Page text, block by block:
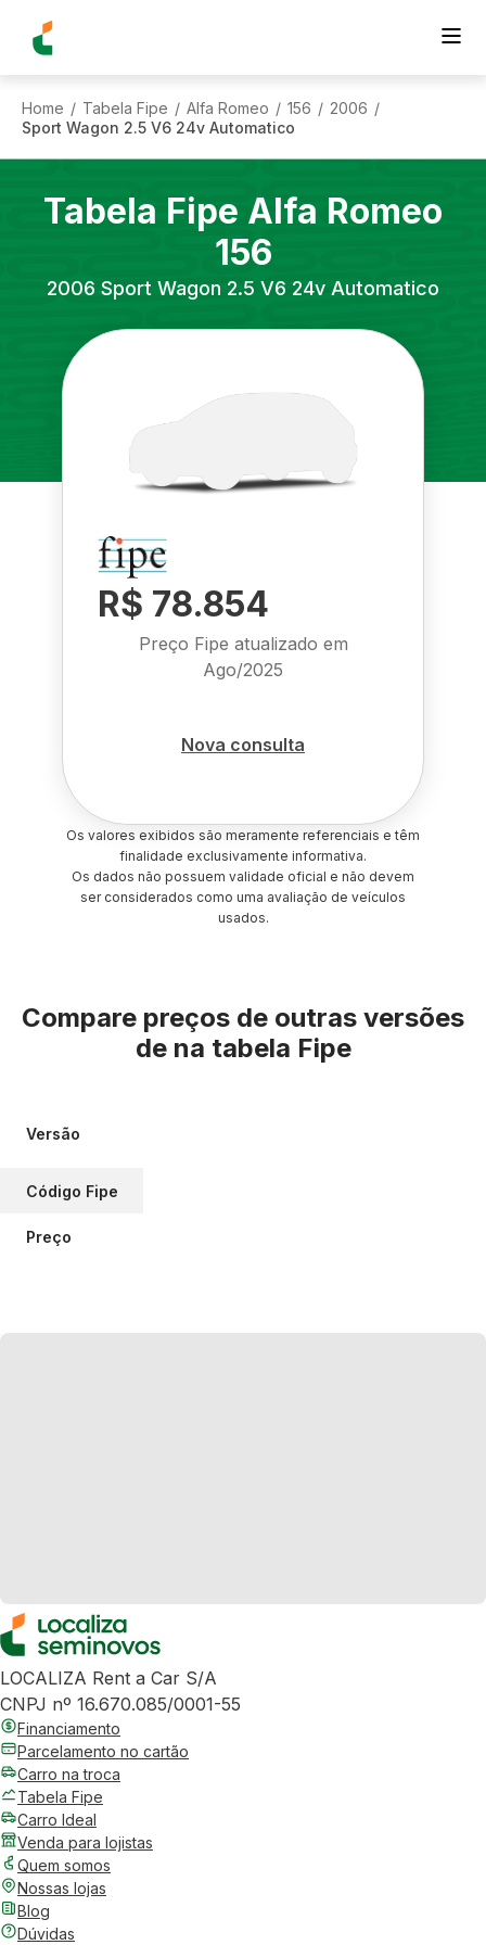
Home / Tabela Fipe / Alfa Romeo / 156 / 2006 /
Sport Wagon 2.5 V6 24v Automatico
Tabela Fipe Alfa Romeo
156
2006 Sport Wagon 2.5 V6 24v Automatico
R$ 78.854
Preço Fipe atualizado em
Ago/2025
Nova consulta
Os valores exibidos são meramente referenciais e têm
finalidade exclusivamente informativa.
Os dados não possuem validade oficial e não devem
ser considerados como uma avaliação de veículos
usados.
Compare preços de outras versões
de na tabela Fipe
Versão
Código Fipe
Preço
LOCALIZA Rent a Car S/A
CNPJ nº 16.670.085/0001-55
Financiamento
Parcelamento no cartão
Carro na troca
Tabela Fipe
Carro Ideal
Venda para lojistas
Quem somos
Nossas lojas
Blog
Dúvidas